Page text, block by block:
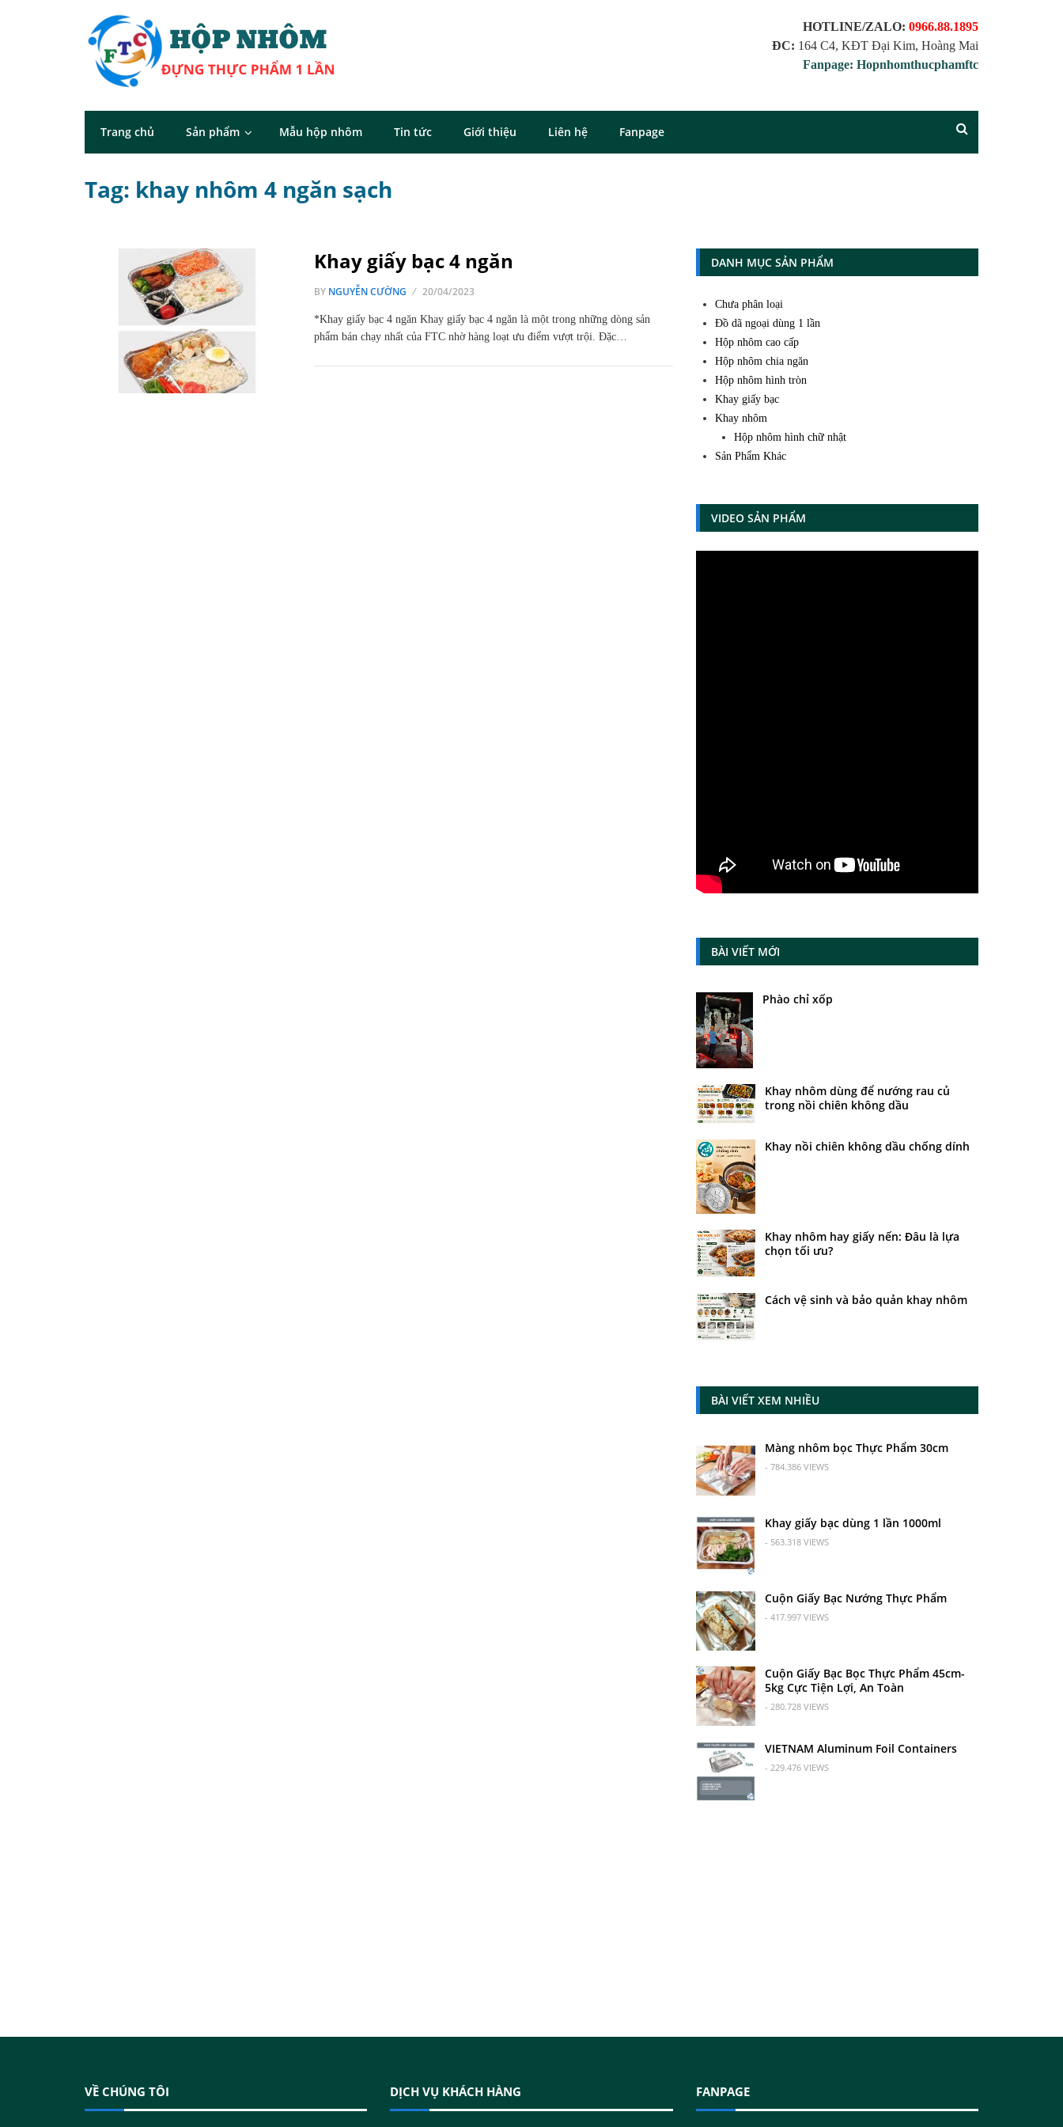
HOTLINE/ZALO: 0966.88.1895
ĐC: 164 C4, KĐT Đại Kim, Hoàng Mai
Fanpage: Hopnhomthucphamftc
Trang chủ Sản phẩm Mẫu hộp nhôm Tin tức Giới thiệu Liên hệ Fanpage
Tag: khay nhôm 4 ngăn sạch
Khay giấy bạc 4 ngăn
BY NGUYỄN CƯỜNG 20/04/2023
*Khay giấy bạc 4 ngăn Khay giấy bạc 4 ngăn là một trong những dòng sản
phẩm bán chạy nhất của FTC nhờ hàng loạt ưu điểm vượt trội. Đặc…
DANH MỤC SẢN PHẨM
Chưa phân loại
Đồ dã ngoại dùng 1 lần
Hộp nhôm cao cấp
Hộp nhôm chia ngăn
Hộp nhôm hình tròn
Khay giấy bạc
Khay nhôm
Hộp nhôm hình chữ nhật
Sản Phẩm Khác
VIDEO SẢN PHẨM
BÀI VIẾT MỚI
Phào chỉ xốp
Khay nhôm dùng để nướng rau củ
trong nồi chiên không dầu
Khay nồi chiên không dầu chống dính
Khay nhôm hay giấy nến: Đâu là lựa
chọn tối ưu?
Cách vệ sinh và bảo quản khay nhôm
BÀI VIẾT XEM NHIỀU
Màng nhôm bọc Thực Phẩm 30cm
- 784.386 VIEWS
Khay giấy bạc dùng 1 lần 1000ml
- 563.318 VIEWS
Cuộn Giấy Bạc Nướng Thực Phẩm
- 417.997 VIEWS
Cuộn Giấy Bạc Bọc Thực Phẩm 45cm-
5kg Cực Tiện Lợi, An Toàn
- 280.728 VIEWS
VIETNAM Aluminum Foil Containers
- 229.476 VIEWS
VỀ CHÚNG TÔI DỊCH VỤ KHÁCH HÀNG FANPAGE